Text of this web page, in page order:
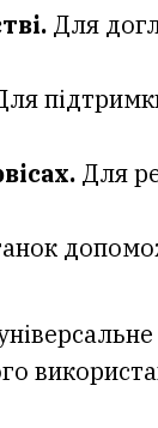
Для
Для